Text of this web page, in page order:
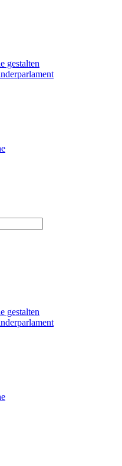
gestalten
gestalten